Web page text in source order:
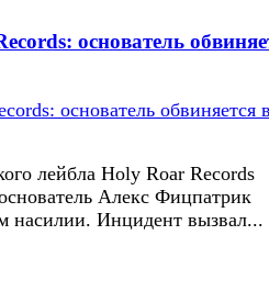
основатель
лейбла Holy Roar Records
Алекс Фицпатрик
насилии. Инцидент вызвал...